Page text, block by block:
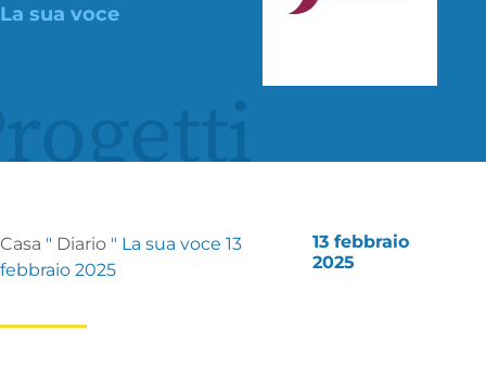
La sua voce
Casa " Diario " La sua voce 13
febbraio 2025
13 febbraio
2025